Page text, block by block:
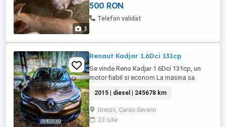
3
500 RON
Telefon validat
Renaut Kadjar 1.6Dci 131cp
Se vinde Reno Kadjar 1.6Dci 131cp, un
motor fiabil si econom La masina sa
cutie(manuala) -bucse -caucicuri noi
Dot2025 Detin masina de 3 ani si nu am
avut probleme la ea, doar consumabile si
motorina:) Dotari: -clima pe doua zone -
2015 | diesel | 245678 km
Greoni, Caras-Severin
23 iulie